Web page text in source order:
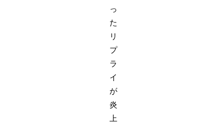
っ
た
リ
プ
ラ
イ
が
炎
上